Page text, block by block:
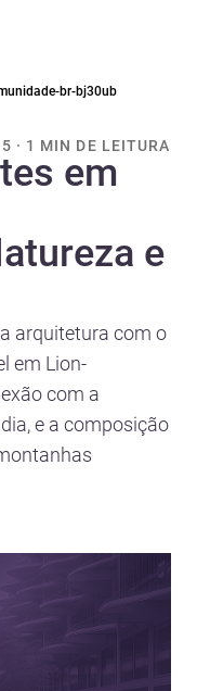
br-bj30ub
· 1 MIN DE LEITURA
em
e
arquitetura com o
em Lion-
com a
e a composição